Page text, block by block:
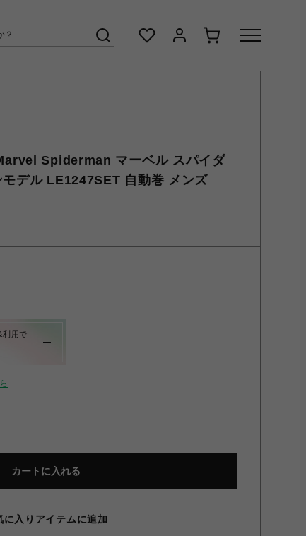
Spiderman マーベル スパイダ
デル LE1247SET 自動巻 メンズ
利用で
カートに入れる
に入りアイテムに追加